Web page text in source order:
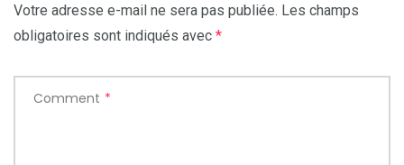
Votre adresse e-mail ne sera pas publiée. Les champs
obligatoires sont indiqués avec *
Comment *